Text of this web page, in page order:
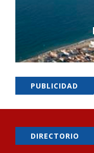
PUBLICIDAD
DIRECTORIO